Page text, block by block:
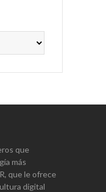
que
más
que le ofrece
digital